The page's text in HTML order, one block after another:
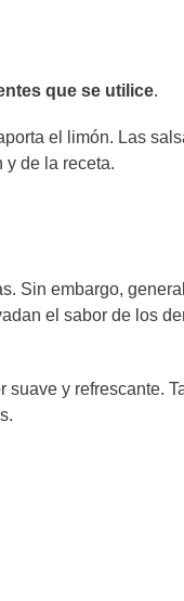
que se utilice.
el limón. Las
de la receta.
Sin embargo,
el sabor de los
y refrescante.